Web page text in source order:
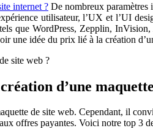
internet ? De nombreux paramètres
utilisateur, l’UX et l’UI
que WordPress, Zepplin,
une idée du prix lié à la création
d’une
de site web. Cependant, il
offres payantes. Voici notre top 3